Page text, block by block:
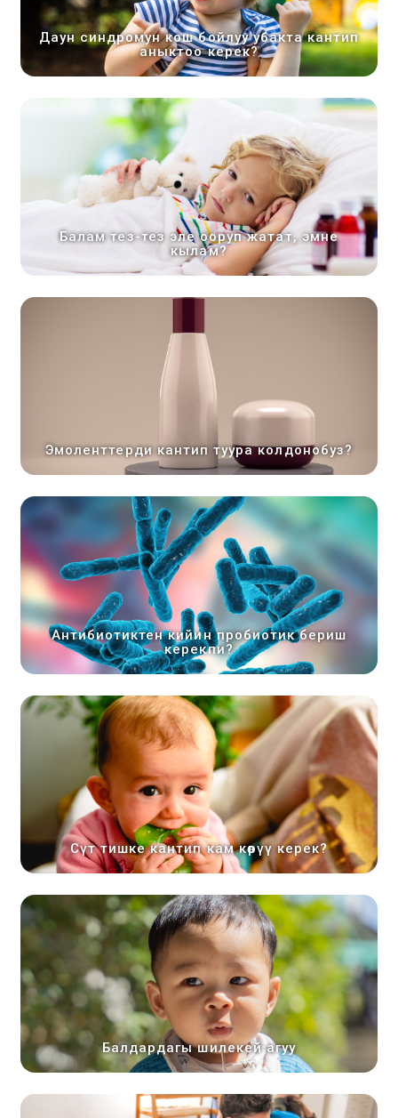
Даун синдромун кош бойлуу убакта кантип
аныктоо керек?
Балам тез-тез эле ооруп жатат, эмне
кылам?
Эмоленттерди кантип туура колдонобуз?
Антибиотиктен кийин пробиотик бериш
керекпи?
Сүт тишке кантип кам көрүү керек?
Балдардагы шилекей агуу